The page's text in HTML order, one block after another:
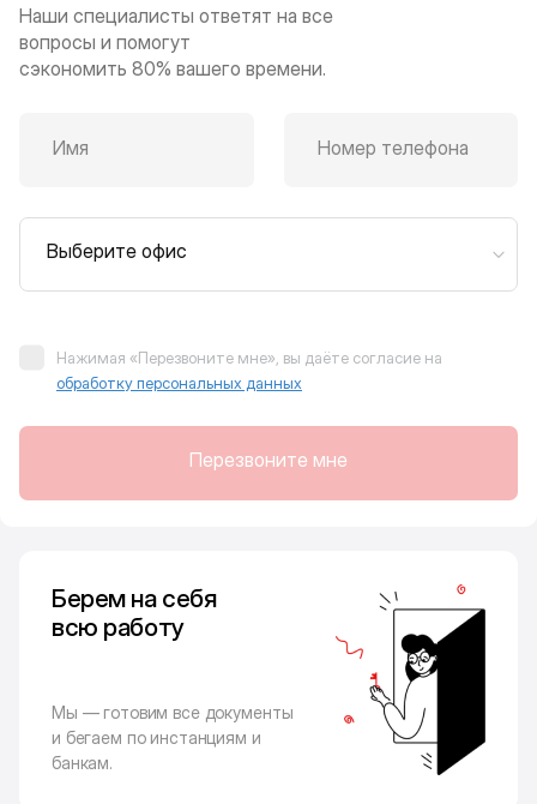
Наши специалисты ответят на все
вопросы и помогут
сэкономить 80% вашего времени.
Имя Номер телефона
Выберите офис
Нажимая «Перезвоните мне», вы даёте согласие на
обработку персональных данных
Перезвоните мне
Берем на себя
всю работу
Мы — готовим все документы
и бегаем по инстанциям и
банкам.